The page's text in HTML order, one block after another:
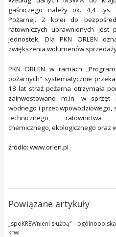
gaśniczego należy ok. 4,4 tys.
Pożarnej. Z kolei do
ratowniczych uprawnionych jest
jednostek. Dla PKN ORLEN
zwiększenia wolumenów
PKN ORLEN w ramach
pożarnych” systematycznie
18 lat straż pożarna otrzymała
zainwestowano m.in. w sprzęt
wodnego i przeciwpowodziowego,
technicznego, ratownictwa
chemicznego, ekologicznego oraz
źródło: www.orlen.pl
Powiązane artykuły
„spoKREWnieni służbą” –
krwi